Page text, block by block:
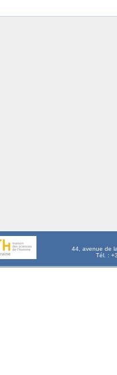
44, avenue de
Tél. :